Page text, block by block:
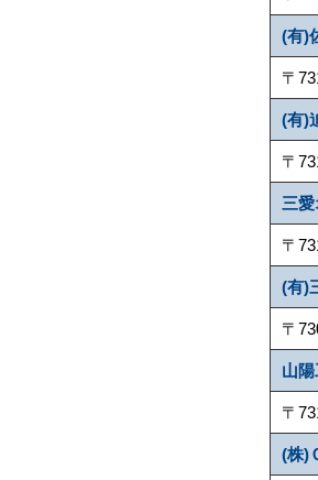
(有)
〒
(有)
〒
三
〒
(有)
〒
山
〒
(株)